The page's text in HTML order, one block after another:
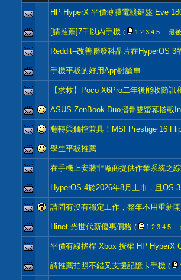
HP HyperX 平價薄膜電競鍵盤 Eve
[請推薦]7千以內手機 ( 1 2 3 4 5 最
Reddit--改善聯發科晶片在HyperOS 3
手機平板的好用App討論串
【求救】Poco X6Pro二年後能收簡
ASUS ZenBook Duo摺疊雙螢幕搭載
翻轉與觸控兼具！MSI Prestige 16
學生平板推薦...
在手機上安裝非廠商提供作業系統之
HyperOS 4於2026年8月上市，且OS
請問有沒有穩定工作，整年不用重新
Hinet 光世代新優惠價格 ( 1 2 3 4 5
平價有線搖桿 Xbox 授權 HP HyperX
請推薦拍照不錯又支援記憶卡手機 (